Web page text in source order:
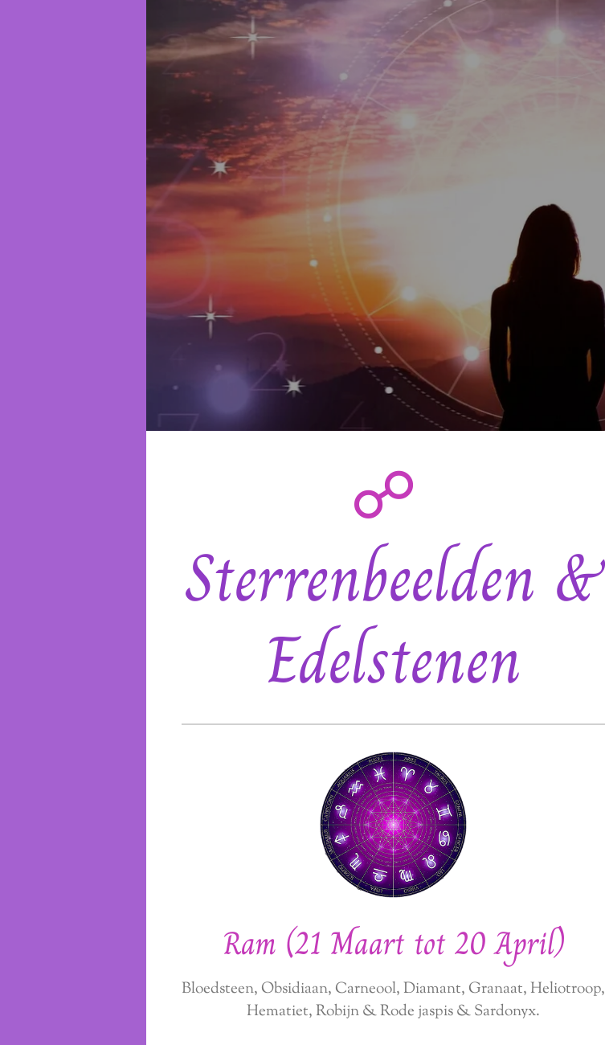
☍
Sterrenbeelden &
Edelstenen
Ram (21 Maart tot 20 April)
Bloedsteen, Obsidiaan, Carneool, Diamant, Granaat, Heliotroop,
Hematiet, Robijn & Rode jaspis & Sardonyx.